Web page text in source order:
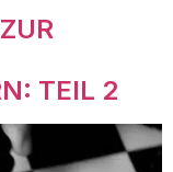
TEIL 2